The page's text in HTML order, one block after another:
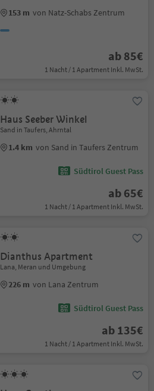
153 m von Natz-Schabs Zentrum
ab 85€
1 Nacht / 1 Apartment Inkl. MwSt.
Haus Seeber Winkel
Sand in Taufers, Ahrntal
1.4 km von Sand in Taufers Zentrum
Südtirol Guest Pass
ab 65€
1 Nacht / 1 Apartment Inkl. MwSt.
Dianthus Apartment
Lana, Meran und Umgebung
226 m von Lana Zentrum
Südtirol Guest Pass
ab 135€
1 Nacht / 1 Apartment Inkl. MwSt.